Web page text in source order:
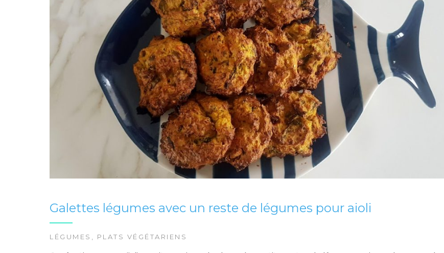
Galettes légumes avec un reste de légumes pour aioli
LÉGUMES PLATS VÉGÉTARIENS